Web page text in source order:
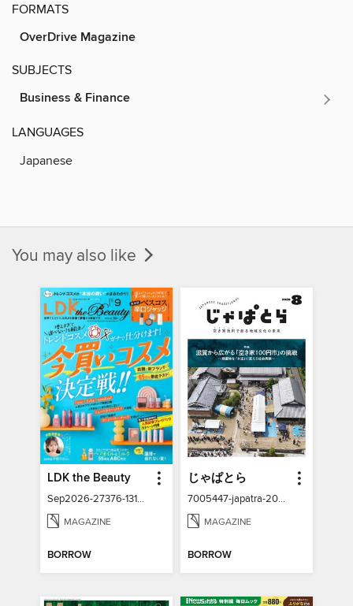
FORMATS
OverDrive Magazine
SUBJECTS
Business & Finance
LANGUAGES
Japanese
You may also like
LDK the Beauty
Sep2026-27376-131337211-001-001
MAGAZINE
BORROW
じゃぱとら
7005447-japatra-2026-08
MAGAZINE
BORROW